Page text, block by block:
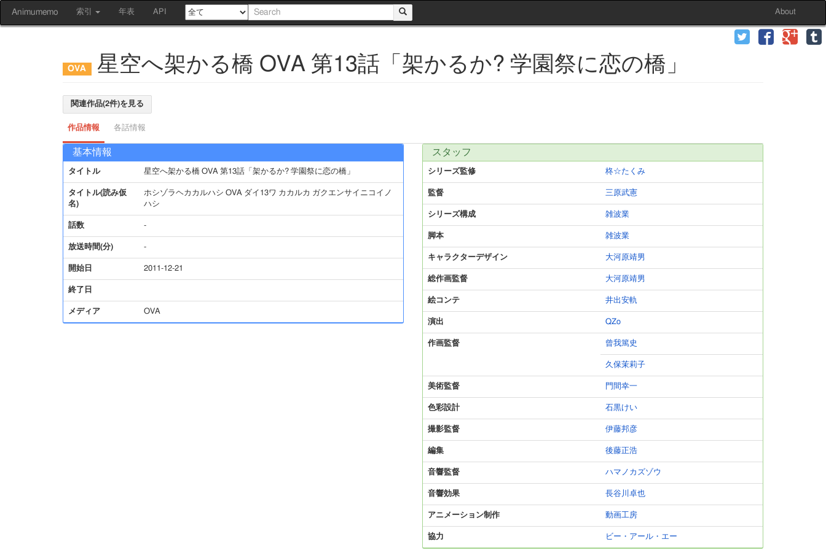
Animumemo 索引 年表 API About
星空へ架かる橋 OVA 第13話「架かるか? 学園祭に恋の橋」
関連作品(2件)を見る
作品情報 各話情報
基本情報
タイトル 星空へ架かる橋 OVA 第13話「架かるか? 学園祭に恋の橋」
タイトル(読み仮
名)
ホシゾラヘカカルハシ OVA ダイ13ワ カカルカ ガクエンサイニコイノ
ハシ
話数 -
放送時間(分) -
開始日 2011-12-21
終了日
メディア OVA
スタッフ
シリーズ監修 柊☆たくみ
監督 三原武憲
シリーズ構成 雑波業
脚本 雑波業
キャラクターデザイン 大河原靖男
総作画監督 大河原靖男
絵コンテ 井出安軌
演出 QZo
作画監督 曾我篤史
久保茉莉子
美術監督 門間幸一
色彩設計 石黒けい
撮影監督 伊藤邦彦
編集 後藤正浩
音響監督 ハマノカズゾウ
音響効果 長谷川卓也
アニメーション制作 動画工房
協力 ビー・アール・エー